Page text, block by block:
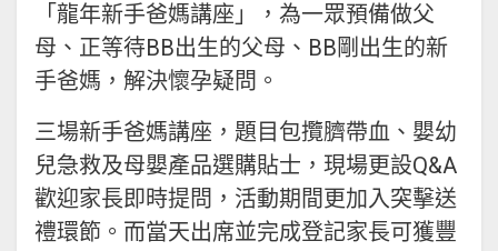
「龍年新手爸媽講座」，為一眾預備做父
母、正等待BB出生的父母、BB剛出生的新
手爸媽，解決懷孕疑問。
三場新手爸媽講座，題目包攬臍帶血、嬰幼
兒急救及母嬰產品選購貼士，現場更設Q&A
歡迎家長即時提問，活動期間更加入突擊送
禮環節。而當天出席並完成登記家長可獲豐